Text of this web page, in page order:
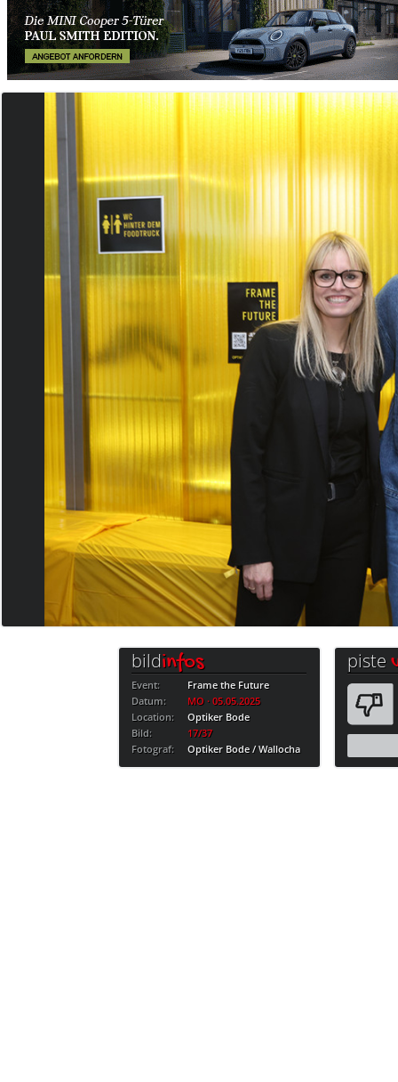
bildinfos
Event:
Frame the Future
Datum:
MO · 05.05.2025
Location:
Optiker Bode
Bild:
17/37
Fotograf:
Optiker Bode / Wallocha
piste